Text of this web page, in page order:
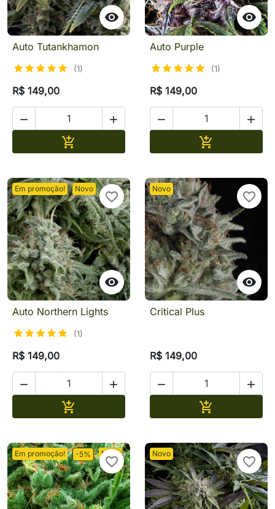

Auto Tutankhamon
(1)
R$ 149,00
 


Auto Purple
(1)
R$ 149,00
 

Em promoção! Novo

favorite_border
Auto Northern Lights
(1)
R$ 149,00
 

Novo

favorite_border
Critical Plus
R$ 149,00
 

Em promoção! -5% Novo
favorite_border
Novo
favorite_border